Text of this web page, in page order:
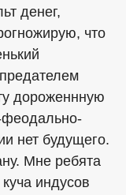
денег,
что
дороженнную
феодально-
нет будущего.
Мне ребята
индусов